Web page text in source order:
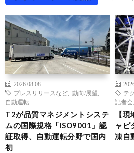
2026.08.08
プレスリリースなど
動向/展望
自動運転
T2が品質マネジメントシステ
ムの国際規格「ISO9001」認
証取得、自動運転分野で国内
初
テ
記者
【
ャピ
凍自